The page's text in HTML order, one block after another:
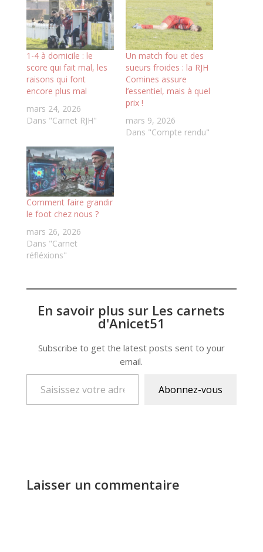
1-4 à domicile : le
score qui fait mal, les
raisons qui font
encore plus mal
mars 24, 2026
Dans "Carnet RJH"
Un match fou et des
sueurs froides : la RJH
Comines assure
l’essentiel, mais à quel
prix !
mars 9, 2026
Dans "Compte rendu"
Comment faire grandir
le foot chez nous ?
mars 26, 2026
Dans "Carnet
réfléxions"
En savoir plus sur Les carnets
d'Anicet51
Subscribe to get the latest posts sent to your
email.
Saisissez votre adresse e-mail…
Abonnez-vous
Laisser un commentaire